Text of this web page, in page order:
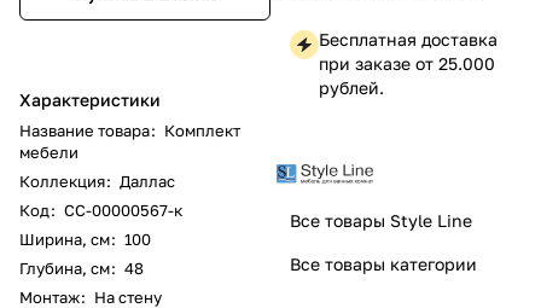
Характеристики
Название товара: Комплект
мебели
Коллекция: Даллас
Код: СС-00000567-к
Ширина, см: 100
Глубина, см: 48
Монтаж: На стену
Бесплатная доставка
при заказе от 25.000
рублей.
Все товары Style Line
Все товары категории